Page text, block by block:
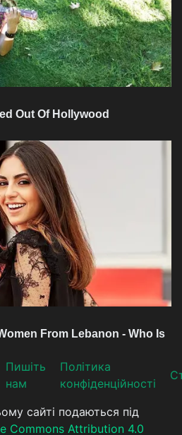
Пишіть
нам
Політика
конфіденційності
сайті подаються під
Commons Attribution 4.0